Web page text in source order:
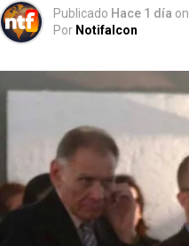
Publicado Hace 1 día on
Por Notifalcon